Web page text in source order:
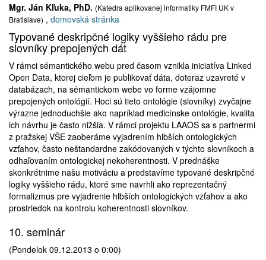
Mgr. Ján Kľuka, PhD. (Katedra aplikovanej informatiky FMFI UK v
Bratislave) , domovská stránka
Typované deskripčné logiky vyššieho rádu pre
slovníky prepojených dát
V rámci sémantického webu pred časom vznikla iniciatíva Linked
Open Data, ktorej cieľom je publikovať dáta, doteraz uzavreté v
databázach, na sémantickom webe vo forme vzájomne
prepojených ontológií. Hoci sú tieto ontológie (slovníky) zvyčajne
výrazne jednoduchšie ako napríklad medicínske ontológie, kvalita
ich návrhu je často nižšia. V rámci projektu LAAOS sa s partnermi
z pražskej VŠE zaoberáme vyjadrením hlbších ontologických
vzťahov, často neštandardne zakódovaných v týchto slovníkoch a
odhaľovaním ontologickej nekoherentnosti. V prednáške
skonkrétnime našu motiváciu a predstavíme typované deskripčné
logiky vyššieho rádu, ktoré sme navrhli ako reprezentačný
formalizmus pre vyjadrenie hlbších ontologických vzťahov a ako
prostriedok na kontrolu koherentnosti slovníkov.
10. seminár
(Pondelok 09.12.2013 o 0:00)